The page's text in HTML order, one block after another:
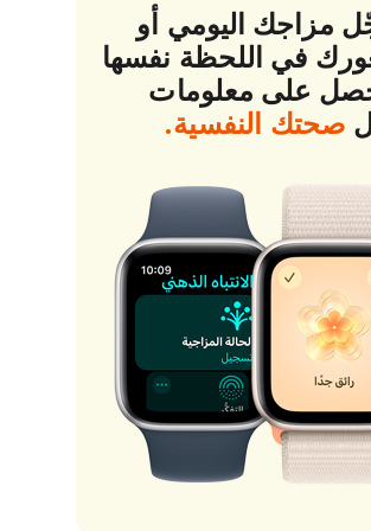
مزاجك اليومي أو
في اللحظة نفسها
على معلومات
صحتك النفسية.